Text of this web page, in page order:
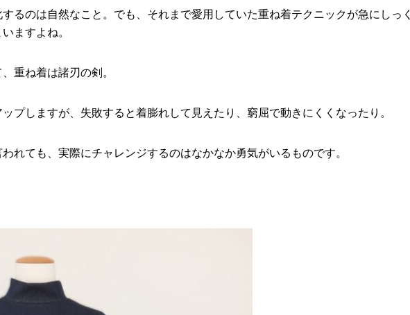
るのは自然なこと。でも、それまで愛用していた重ね着テクニックが急にしっく
ますよね。
重ね着は諸刃の剣。
プしますが、失敗すると着膨れして見えたり、窮屈で動きにくくなったり。
れても、実際にチャレンジするのはなかなか勇気がいるものです。